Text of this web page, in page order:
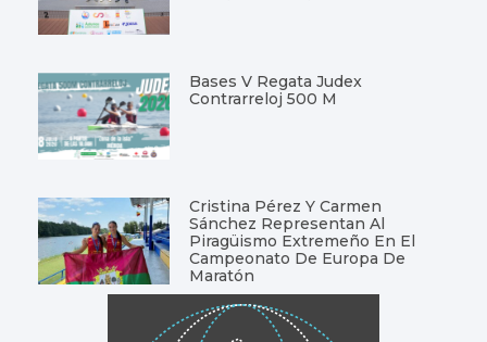
Bases V Regata Judex
Contrarreloj 500 M
Cristina Pérez Y Carmen
Sánchez Representan Al
Piragüismo Extremeño En El
Campeonato De Europa De
Maratón